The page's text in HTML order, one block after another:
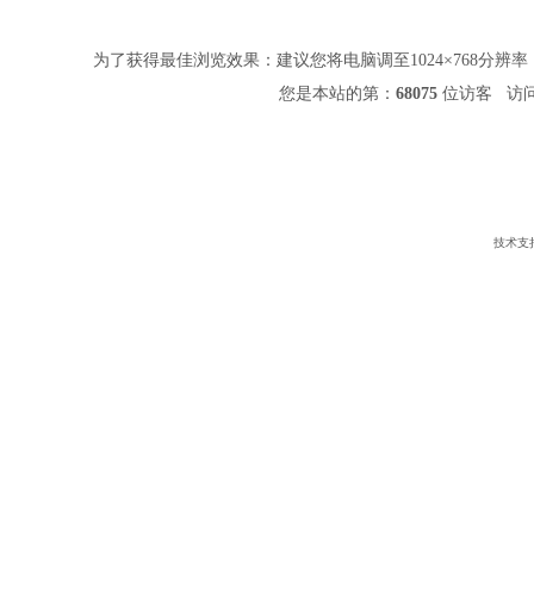
为了获得最佳浏览效果：建议您将电脑调至1024×768分辨
您是本站的第： 68075 位访客 访
技术支